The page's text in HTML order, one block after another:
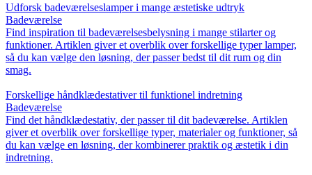
Udforsk badeværelseslamper i mange æstetiske udtryk
Badeværelse
Find inspiration til badeværelsesbelysning i mange stilarter og
funktioner. Artiklen giver et overblik over forskellige typer lamper,
så du kan vælge den løsning, der passer bedst til dit rum og din
smag.
Forskellige håndklædestativer til funktionel indretning
Badeværelse
Find det håndklædestativ, der passer til dit badeværelse. Artiklen
giver et overblik over forskellige typer, materialer og funktioner, så
du kan vælge en løsning, der kombinerer praktik og æstetik i din
indretning.